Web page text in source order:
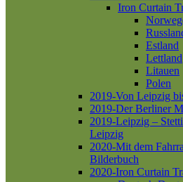
Iron Curtain
Estland
Lettland
Litauen
Polen
2019-Von Leipzig
2019-Der Berliner
2019-Leipzig –
Leipzig
2020-Mit dem
Bilderbuch
2020-Iron Curtain